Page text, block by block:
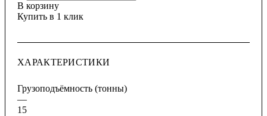
В корзину
Купить в 1 клик
ХАРАКТЕРИСТИКИ
Грузоподъёмность (тонны)
—
15